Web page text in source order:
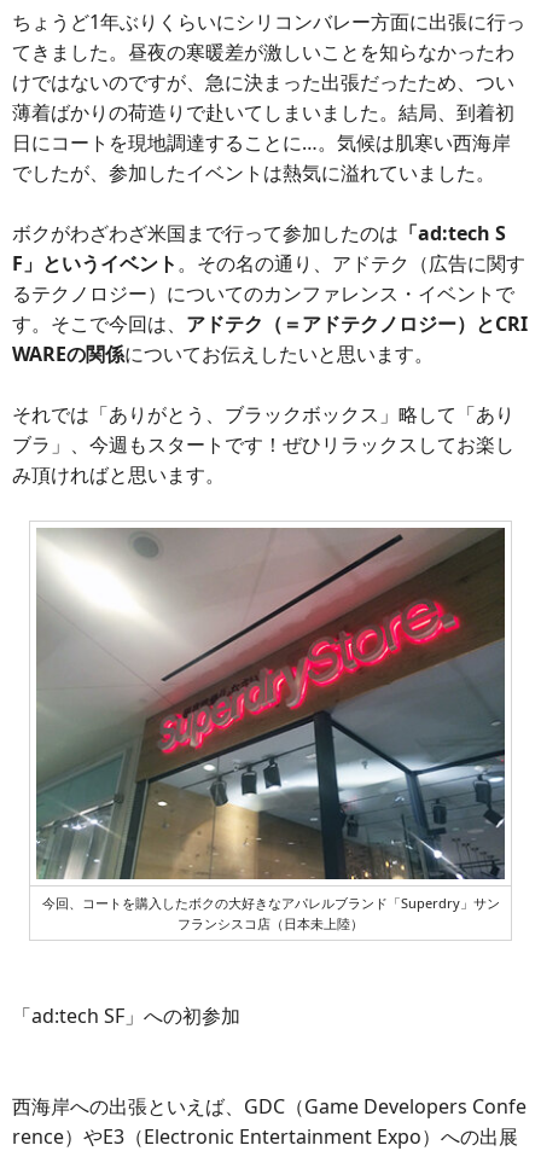
ちょうど1年ぶりくらいにシリコンバレー方面に出張に行っ
てきました。昼夜の寒暖差が激しいことを知らなかったわ
けではないのですが、急に決まった出張だったため、つい
薄着ばかりの荷造りで赴いてしまいました。結局、到着初
日にコートを現地調達することに…。気候は肌寒い西海岸
でしたが、参加したイベントは熱気に溢れていました。
ボクがわざわざ米国まで行って参加したのは 「ad:tech S
F」というイベント。その名の通り、アドテク（広告に関す
るテクノロジー）についてのカンファレンス・イベントで
す。そこで今回は、 アドテク（＝アドテクノロジー）とCRI
WAREの関係についてお伝えしたいと思います。
それでは「ありがとう、ブラックボックス」略して「あり
ブラ」、今週もスタートです！ぜひリラックスしてお楽し
み頂ければと思います。
今回、コートを購入したボクの大好きなアパレルブランド「Superdry」サン
フランシスコ店（日本未上陸）
「ad:tech SF」への初参加
西海岸への出張といえば、GDC（Game Developers Confe
rence）やE3（Electronic Entertainment Expo）への出展